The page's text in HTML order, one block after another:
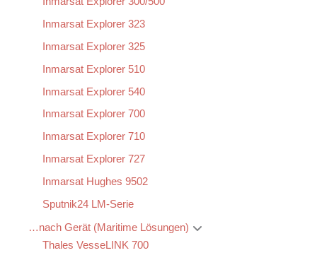
Inmarsat Explorer 323
Inmarsat Explorer 325
Inmarsat Explorer 510
Inmarsat Explorer 540
Inmarsat Explorer 700
Inmarsat Explorer 710
Inmarsat Explorer 727
Inmarsat Hughes 9502
Sputnik24 LM-Serie
…nach Gerät (Maritime Lösungen)
Thales VesseLINK 700